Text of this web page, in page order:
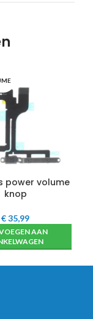
power volume
knop
€35,99
AAN